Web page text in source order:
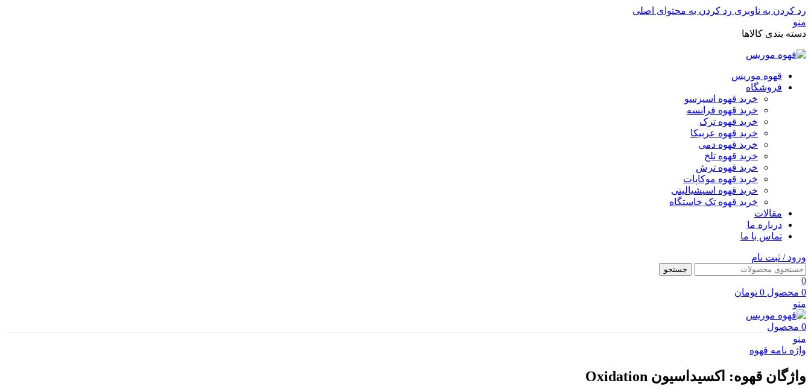
رد کردن به ناوبری رد کردن به محتوای اصلی
منو
دسته بندی کالاها
قهوه موریس
فروشگاه
خرید قهوه اسپرسو
خرید قهوه فرانسه
خرید قهوه ترک
خرید قهوه عربیکا
خرید قهوه دمی
خرید قهوه تلخ
خرید قهوه ترش
خرید قهوه موکاپات
خرید قهوه اسپشیالیتی
خرید قهوه تک خاستگاه
مقالات
درباره ما
تماس با ما
ورود / ثبت نام
جستجو
0
0 محصول 0 تومان
منو
0 محصول
منو
واژه نامه قهوه
واژگان قهوه: اکسیداسیون Oxidation